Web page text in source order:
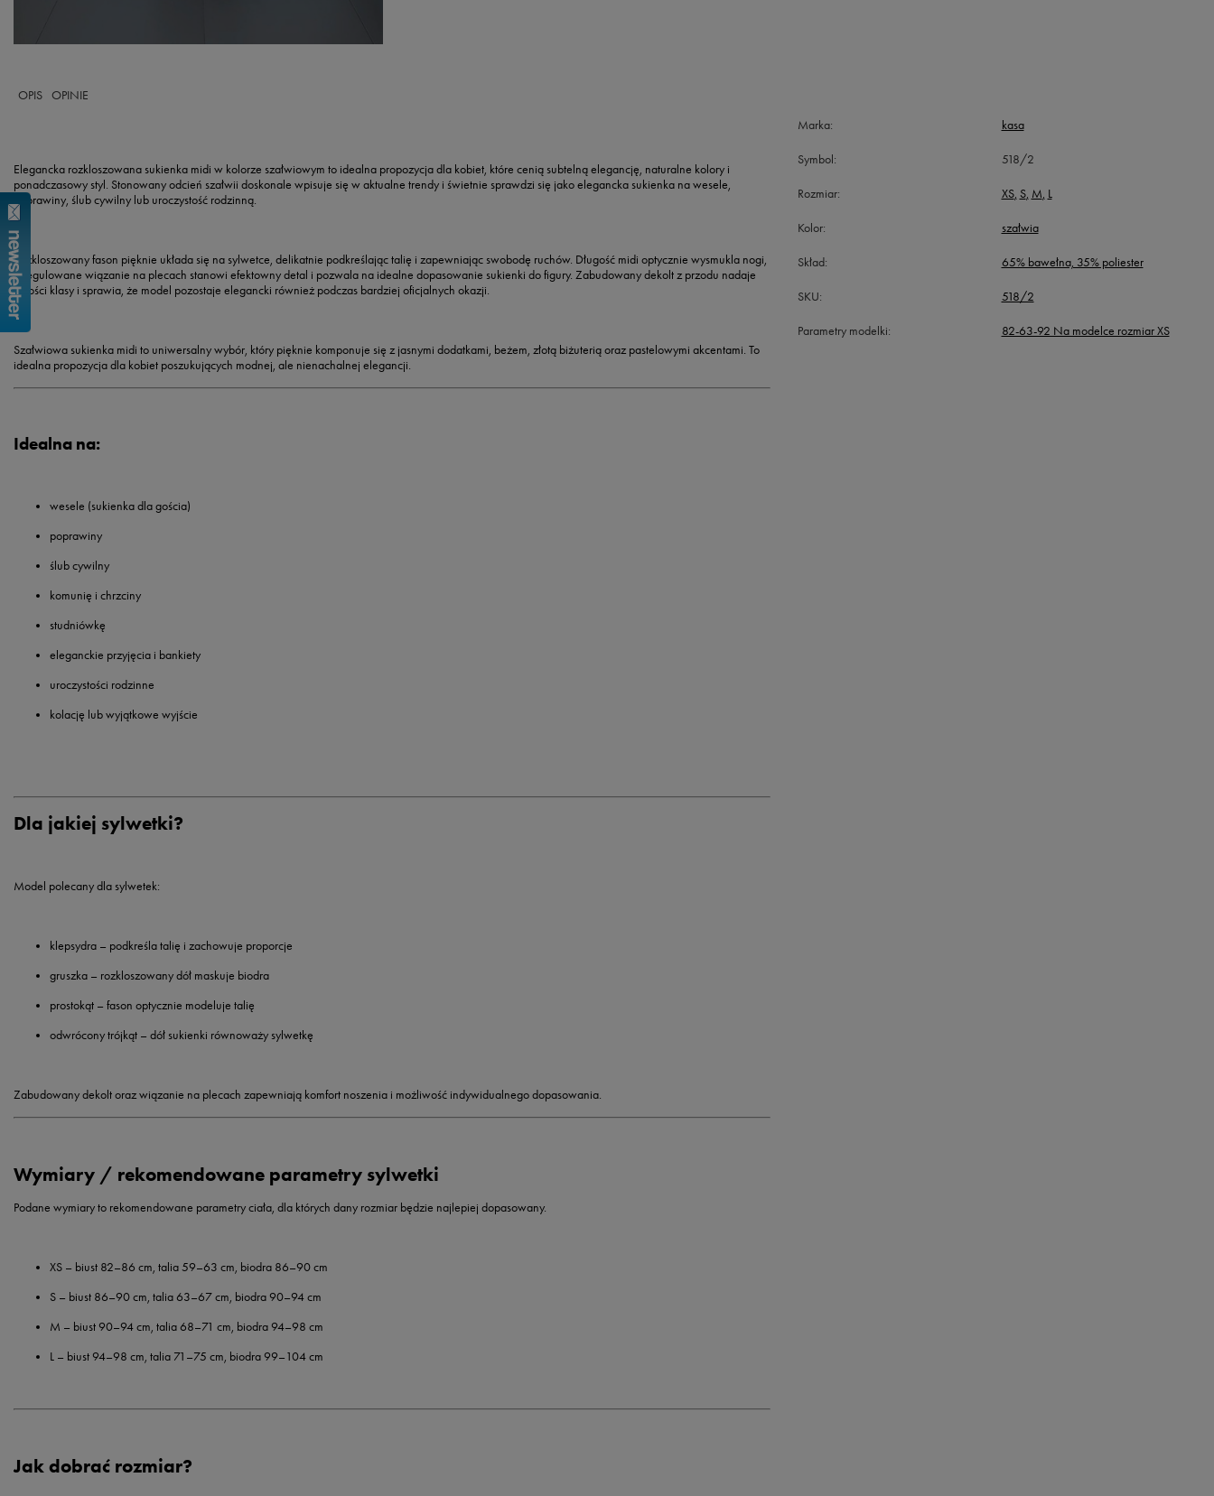
OPIS OPINIE
Elegancka rozkloszowana sukienka midi w kolorze szałwiowym to idealna propozycja dla kobiet, które cenią subtelną elegancję, naturalne kolory i
ponadczasowy styl. Stonowany odcień szałwii doskonale wpisuje się w aktualne trendy i świetnie sprawdzi się jakoelegancka sukienka na wesele,
poprawiny, ślub cywilny lub uroczystość rodzinną.
Rozkloszowany fason pięknie układa się na sylwetce, delikatnie podkreślając talię i zapewniając swobodę ruchów. Długość midi optycznie wysmukla nogi,
a
regulowane wiązanie na plecach stanowi efektowny detal i pozwala na idealne dopasowanie sukienki do figury. Zabudowany dekolt z przodu nadaje
całości klasy i sprawia, że model pozostaje elegancki również podczas bardziej oficjalnych okazji.
Szałwiowa sukienka midi to uniwersalny wybór, który pięknie komponuje się z jasnymi dodatkami, beżem, złotą biżuterią oraz pastelowymi akcentami. To
idealna propozycja dla kobiet poszukujących modnej, ale nienachalnej elegancji.
Idealna na:
wesele (sukienka dla gościa)
poprawiny
ślub cywilny
komunię i chrzciny
studniówkę
eleganckie przyjęcia i bankiety
uroczystości rodzinne
kolację lub wyjątkowe wyjście
Dla jakiej sylwetki?
Model polecany dla sylwetek:
klepsydra – podkreśla talię i zachowuje proporcje
gruszka – rozkloszowany dół maskuje biodra
prostokąt – fason optycznie modeluje talię
odwrócony trójkąt – dół sukienki równoważy sylwetkę
Zabudowany dekolt oraz wiązanie na plecach zapewniają komfort noszenia i możliwość indywidualnego dopasowania.
Wymiary / rekomendowane parametry sylwetki
Podane wymiary to rekomendowane parametry ciała, dla których dany rozmiar będzie najlepiej dopasowany.
XS – biust 82–86 cm, talia 59–63 cm, biodra 86–90 cm
S – biust 86–90 cm, talia 63–67 cm, biodra 90–94 cm
M – biust 90–94 cm, talia 68–71 cm, biodra 94–98 cm
L – biust 94–98 cm, talia 71–75 cm, biodra 99–104 cm
Jak dobrać rozmiar?
Marka kasa
Symbol 518/2
Rozmiar XS S M L
Kolor szałwia
Skład 65% bawełna, 35% poliester
SKU 518/2
Parametry modelki 82-63-92 Na modelce rozmiar XS